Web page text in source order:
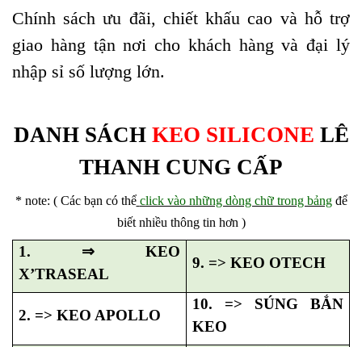
Chính sách ưu đãi, chiết khấu cao và hỗ trợ
giao hàng tận nơi cho khách hàng và đại lý
nhập sỉ số lượng lớn.
DANH SÁCH KEO SILICONE LÊ
THANH CUNG CẤP
* note: ( Các bạn có thể click vào những dòng chữ trong bảng để
biết nhiều thông tin hơn )
1. ⇒ KEO
X’TRASEAL
9. => KEO OTECH
2. => KEO APOLLO
10. => SÚNG BẮN
KEO